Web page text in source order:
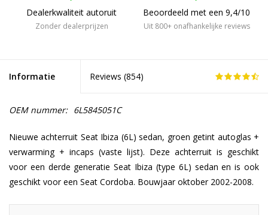
Dealerkwaliteit autoruit
Zonder dealerprijzen
Beoordeeld met een 9,4/10
Uit 800+ onafhankelijke reviews
Informatie Reviews (854)
OEM nummer: 6L5845051C
Nieuwe achterruit Seat Ibiza (6L) sedan, groen getint autoglas +
verwarming + incaps (vaste lijst). Deze achterruit is geschikt
voor een derde generatie Seat Ibiza (type 6L) sedan en is ook
geschikt voor een Seat Cordoba. Bouwjaar oktober 2002-2008.